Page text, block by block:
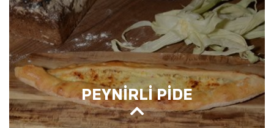
PEYNİRLİ PİDE